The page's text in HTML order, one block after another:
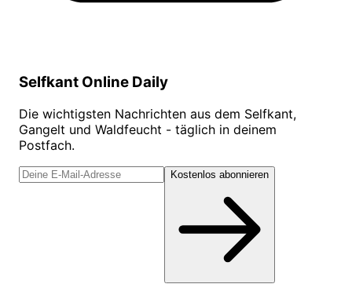
Selfkant Online Daily
Die wichtigsten Nachrichten aus dem Selfkant,
Gangelt und Waldfeucht - täglich in deinem
Postfach.
Kostenlos abonnieren